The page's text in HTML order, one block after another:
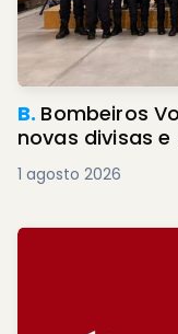
B. Bombeiros
novas divisas
1 agosto 2026